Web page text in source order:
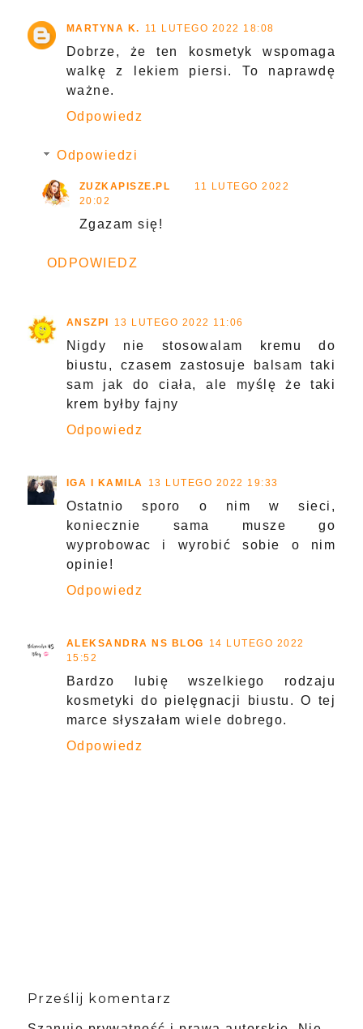
MARTYNA K. 11 LUTEGO 2022 18:08
Dobrze, że ten kosmetyk wspomaga
walkę z lekiem piersi. To naprawdę
ważne.
Odpowiedz
Odpowiedzi
ZUZKAPISZE.PL
11 LUTEGO 2022
20:02
Zgazam się!
ODPOWIEDZ
ANSZPI 13 LUTEGO 2022 11:06
Nigdy nie stosowalam kremu do
biustu, czasem zastosuje balsam taki
sam jak do ciała, ale myślę że taki
krem byłby fajny
Odpowiedz
IGA I KAMILA 13 LUTEGO 2022 19:33
Ostatnio sporo o nim w sieci,
koniecznie sama musze go
wyprobowac i wyrobić sobie o nim
opinie!
Odpowiedz
ALEKSANDRA NS BLOG
14 LUTEGO 2022
15:52
Bardzo lubię wszelkiego rodzaju
kosmetyki do pielęgnacji biustu. O tej
marce słyszałam wiele dobrego.
Odpowiedz
Prześlij komentarz